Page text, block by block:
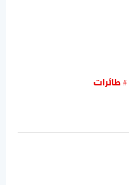
طائرات